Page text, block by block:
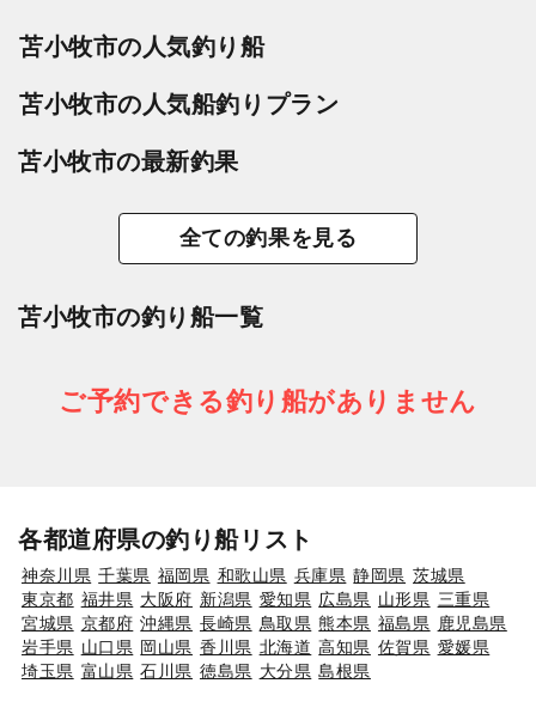
苫小牧市の人気釣り船
苫小牧市の人気船釣りプラン
苫小牧市の最新釣果
全ての釣果を見る
苫小牧市の釣り船一覧
ご予約できる釣り船がありません
各都道府県の釣り船リスト
神奈川県 千葉県 福岡県 和歌山県 兵庫県 静岡県 茨城県
東京都 福井県 大阪府 新潟県 愛知県 広島県 山形県 三重県
宮城県 京都府 沖縄県 長崎県 鳥取県 熊本県 福島県
鹿児島県
岩手県 山口県 岡山県 香川県 北海道 高知県 佐賀県 愛媛県
埼玉県 富山県 石川県 徳島県 大分県 島根県